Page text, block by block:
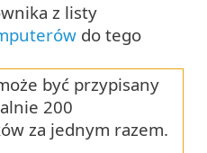
z listy
do tego
być przypisany
200
za jednym razem.